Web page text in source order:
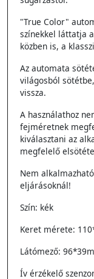
"True Color"
színekkel láttatja
közben is, a
Az automata
világosból
vissza.
A használathoz
fejméretnek
kiválasztani az
megfelelő
Nem
eljárásoknál!
Szín: kék
Keret mérete:
Látómező:
Ív érzékelő